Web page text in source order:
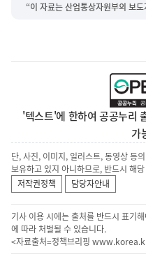
“이 자료는 산업통상자원부의 보
'텍스트'에 한하여 공공누리
가
단, 사진, 이미지, 일러스트, 동영상 등
보유하고 있지 아니하므로, 반드시 해
저작권정책
담당자안내
기사 이용 시에는 출처를 반드시 표기
에 따라 처벌될 수 있습니다.
<자료출처=정책브리핑